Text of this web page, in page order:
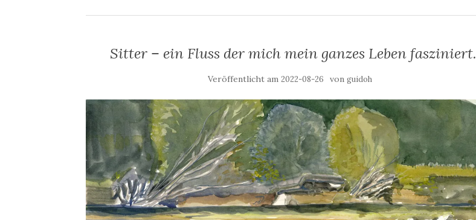
Sitter – ein Fluss der mich mein ganzes Leben fasziniert.
Veröffentlicht am2022-08-26 vonguidoh